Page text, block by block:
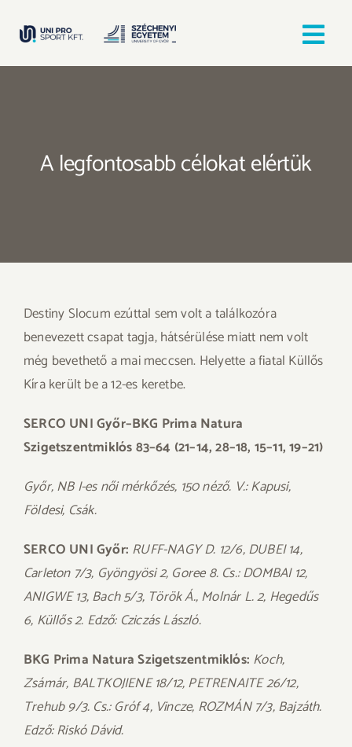
A legfontosabb célokat elértük
Destiny Slocum ezúttal sem volt a találkozóra
benevezett csapat tagja, hátsérülése miatt nem volt
még bevethető a mai meccsen. Helyette a fiatal Küllős
Kíra került be a 12-es keretbe.
SERCO UNI Győr–BKG Prima Natura
Szigetszentmiklós 83–64 (21–14, 28–18, 15–11, 19–21)
Győr, NB I-es női mérkőzés, 150 néző. V.: Kapusi,
Földesi, Csák.
SERCO UNI Győr: RUFF-NAGY D. 12/6, DUBEI 14,
Carleton 7/3, Gyöngyösi 2, Goree 8. Cs.: DOMBAI 12,
ANIGWE 13, Bach 5/3, Török Á., Molnár L. 2, Hegedűs
6, Küllős 2. Edző: Cziczás László.
BKG Prima Natura Szigetszentmiklós: Koch,
Zsámár, BALTKOJIENE 18/12, PETRENAITE 26/12,
Trehub 9/3. Cs.: Gróf 4, Vincze, ROZMÁN 7/3, Bajzáth.
Edző: Riskó Dávid.